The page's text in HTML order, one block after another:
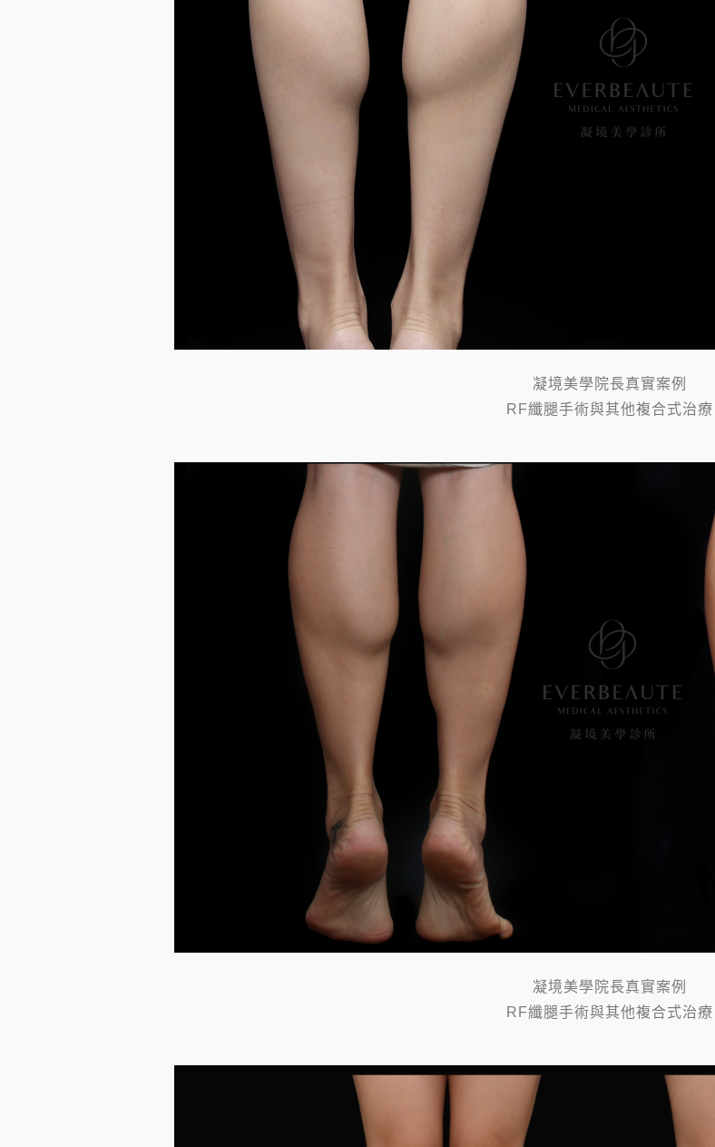
凝境美學院長真實案例
RF纖腿手術與其他複合式治療
凝境美學院長真實案例
RF纖腿手術與其他複合式治療